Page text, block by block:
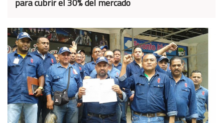
para cubrir el 30% del mercado